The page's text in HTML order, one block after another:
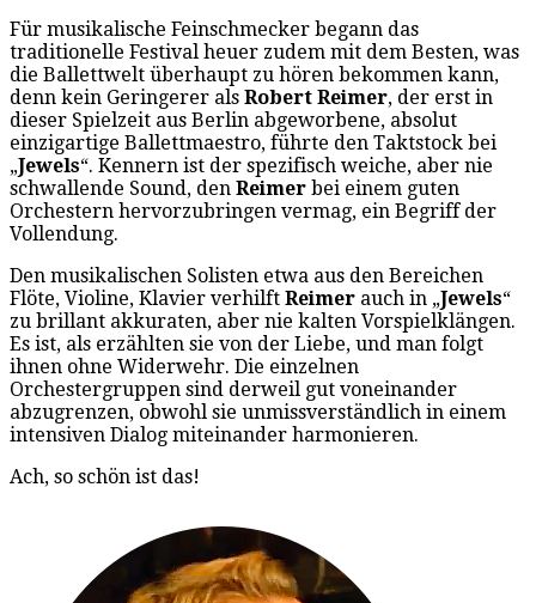
Für musikalische Feinschmecker begann das
traditionelle Festival heuer zudem mit dem Besten, was
die Ballettwelt überhaupt zu hören bekommen kann,
denn kein Geringerer als Robert Reimer, der erst in
dieser Spielzeit aus Berlin abgeworbene, absolut
einzigartige Ballettmaestro, führte den Taktstock bei
„Jewels“. Kennern ist der spezifisch weiche, aber nie
schwallende Sound, den Reimer bei einem guten
Orchestern hervorzubringen vermag, ein Begriff der
Vollendung.
Den musikalischen Solisten etwa aus den Bereichen
Flöte, Violine, Klavier verhilft Reimer auch in „Jewels“
zu brillant akkuraten, aber nie kalten Vorspielklängen.
Es ist, als erzählten sie von der Liebe, und man folgt
ihnen ohne Widerwehr. Die einzelnen
Orchestergruppen sind derweil gut voneinander
abzugrenzen, obwohl sie unmissverständlich in einem
intensiven Dialog miteinander harmonieren.
Ach, so schön ist das!